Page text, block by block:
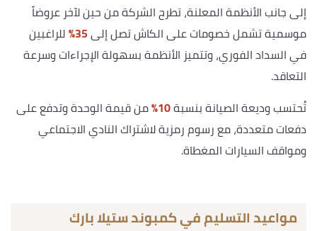
إلى جانب الأنظمة المعلنة، تطرح الشركة من حين لآخر عروضاً
موسمية تشمل خصومات على الكاش تصل إلى35% للراغبين
في السداد الفوري، وتتميز الأنظمة بسهولة الإجراءات وسرعة
التعاقد.
تُحتسب وديعة الصيانة بنسبة10% من قيمة الوحدة وتدفع على
دفعات متعددة، مع رسوم رمزية لاشتراك النادي الاجتماعي
ومواقف السيارات المغطاة.
مواعيد التسليم في كمبوند ستيلا بارك